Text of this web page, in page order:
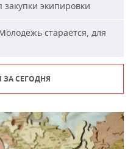
экипировки
старается, для
ЗА СЕГОДНЯ